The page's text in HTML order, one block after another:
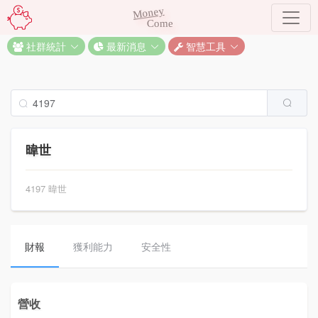
Money
Come
社群統計 最新消息 智慧工具
暐世
4197 暐世
財報 獲利能力 安全性
營收